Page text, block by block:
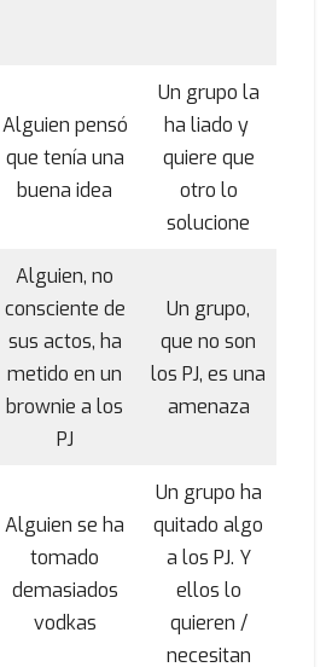
Alguien pensó
que tenía una
buena idea
Un grupo la
ha liado y
quiere que
otro lo
solucione
Alguien, no
consciente de
sus actos, ha
metido en un
brownie a los
PJ
Un grupo,
que no son
los PJ, es una
amenaza
Alguien se ha
tomado
demasiados
vodkas
Un grupo ha
quitado algo
a los PJ. Y
ellos lo
quieren /
necesitan